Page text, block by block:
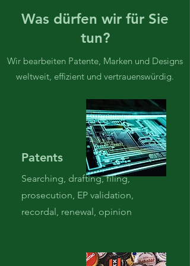
Was dürfen wir für Sie
tun?
Wir bearbeiten Patente, Marken und Designs
weltweit, effizient und vertrauenswürdig.
Patents
Searching, drafting, filing,
prosecution, EP validation,
recordal, renewal, opinion